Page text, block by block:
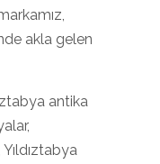
akla gelen
antika